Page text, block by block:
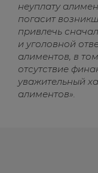
неуплату
погасит
привлечь
и уголовной
алиментов, в
отсутствие
уважительный
алиментов».